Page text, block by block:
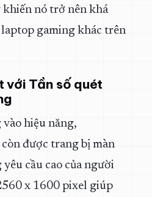
khiến nó trở nên khá
laptop gaming khác trên
với Tần số quét
hiệu năng,
còn được trang bị màn
cầu cao của người
x 1600 pixel giúp